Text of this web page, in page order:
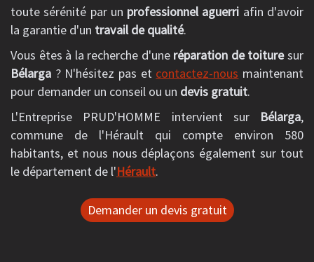
toute sérénité par un professionnel aguerri afin d'avoir
la garantie d'un travail de qualité.
Vous êtes à la recherche d'une réparation de toituresur
Bélarga ? N'hésitez pas et contactez-nous maintenant
pour demander un conseil ou un devis gratuit.
L'Entreprise PRUD'HOMME intervient sur Bélarga,
commune de l'Hérault qui compte environ 580
habitants, et nous nous déplaçons également sur tout
le département de l'Hérault.
Demander un devis gratuit